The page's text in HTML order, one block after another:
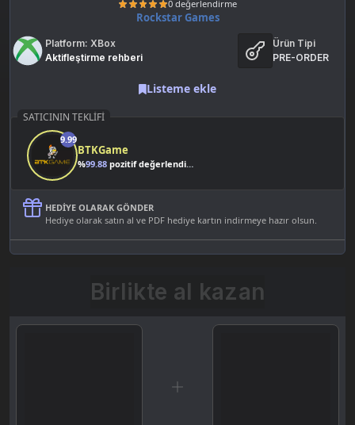
Rockstar Games
Platform: XBox
Aktifleştirme rehberi
Ürün Tipi
PRE-ORDER
Listeme ekle
SATICININ TEKLIFI
9.99
BTKGame
%99.88 pozitif değerlendirme
HEDIYE OLARAK GÖNDER
Hediye olarak satın al ve PDF hediye kartın indirmeye hazır olsun.
Birlikte al kazan